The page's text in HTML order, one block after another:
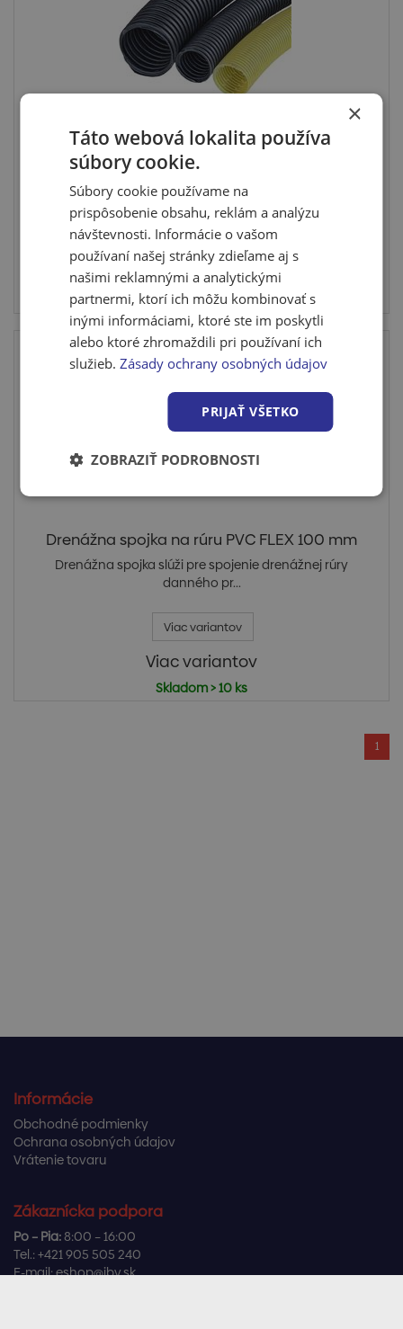
Drenážna rúra perforovaná PVC FLEX 65 mm
Vnútorný odpadový systém HT z polypropylénu je
určený pre in...
Cena po prihlásení
Skladom > 10 bm
Drenážna spojka na rúru PVC FLEX 100 mm
Drenážna spojka slúži pre spojenie drenážnej rúry
danného pr...
Viac variantov
Viac variantov
Skladom > 10 ks
1
Informácie
Obchodné podmienky
Ochrana osobných údajov
Vrátenie tovaru
Zákaznícka podpora
Po – Pia:8:00 – 16:00
Tel.: +421 905 505 240
E-mail:eshop@ibv.sk
×
Táto webová lokalita používa
súbory cookie.
Súbory cookie používame na
prispôsobenie obsahu, reklám a analýzu
návštevnosti. Informácie o vašom
používaní našej stránky zdieľame aj s
našimi reklamnými a analytickými
partnermi, ktorí ich môžu kombinovať s
inými informáciami, ktoré ste im poskytli
alebo ktoré zhromaždili pri používaní ich
služieb.Zásady ochrany osobných údajov
PRIJAŤ VŠETKO
ZOBRAZIŤ PODROBNOSTI